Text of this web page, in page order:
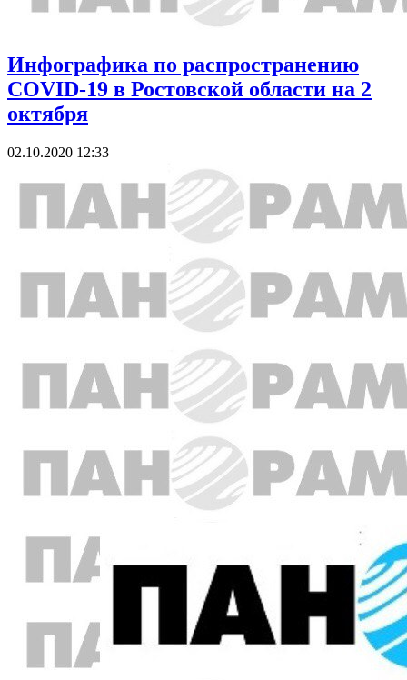
Инфографика по распространению
COVID-19 в Ростовской области на 2
октября
02.10.2020 12:33